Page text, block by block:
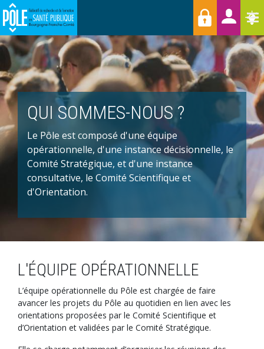
Aller
au
contenu
principal
T
Menu
Raccourcis
QUI SOMMES-NOUS ?
Le Pôle est composé d'une équipe
opérationnelle, d'une instance décisionnelle, le
Comité Stratégique, et d'une instance
consultative, le Comité Scientifique et
d'Orientation.
L'ÉQUIPE OPÉRATIONNELLE
L’équipe opérationnelle du Pôle est chargée de faire
avancer les projets du Pôle au quotidien en lien avec les
orientations proposées par le Comité Scientifique et
d’Orientation et validées par le Comité Stratégique.